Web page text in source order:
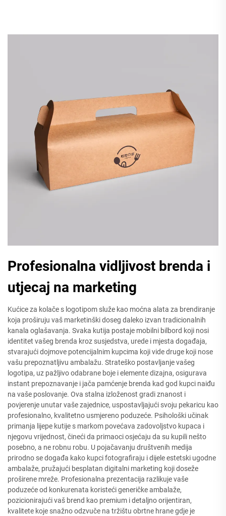
Profesionalna vidljivost brenda i
utjecaj na marketing
Kućice za kolače s logotipom služe kao moćna alata za brendiranje
koja proširuju vaš marketinški doseg daleko izvan tradicionalnih
kanala oglašavanja. Svaka kutija postaje mobilni bilbord koji nosi
identitet vašeg brenda kroz susjedstva, urede i mjesta događaja,
stvarajući dojmove potencijalnim kupcima koji vide druge koji nose
vašu prepoznatljivu ambalažu. Strateško postavljanje vašeg
logotipa, uz pažljivo odabrane boje i elemente dizajna, osigurava
instant prepoznavanje i jača pamćenje brenda kad god kupci naiđu
na vaše poslovanje. Ova stalna izloženost gradi znanost i
povjerenje unutar vaše zajednice, uspostavljajući svoju pekaricu kao
profesionalno, kvalitetno usmjereno poduzeće. Psihološki učinak
primanja lijepe kutije s markom povećava zadovoljstvo kupaca i
njegovu vrijednost, čineći da primaoci osjećaju da su kupili nešto
posebno, a ne robnu robu. U pojačavanju društvenih medija
prirodno se događa kako kupci fotografiraju i dijele estetski ugodne
ambalaže, pružajući besplatan digitalni marketing koji doseže
proširene mreže. Profesionalna prezentacija razlikuje vaše
poduzeće od konkurenata koristeći generičke ambalaže,
pozicionirajući vaš brend kao premium i detaljno orijentiran,
kvalitete koje snažno odzvuče na tržištu obrtne hrane gdje je